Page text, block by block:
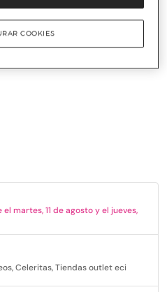
Sheridan
martes, 11 de agosto y el jueves,
Celeritas, Tiendas outlet eci
COOKIES